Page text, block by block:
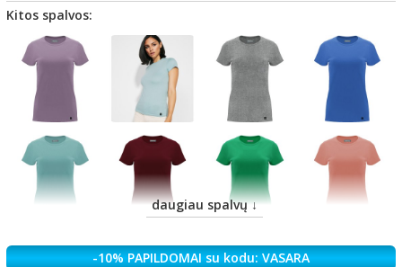
Kitos spalvos:
daugiau spalvų ↓
-10% PAPILDOMAI su kodu: VASARA